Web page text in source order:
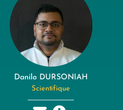
Danilo DURSONIAH
Scientifique